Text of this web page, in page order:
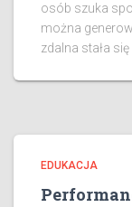
osób szuka
można
zdalna stała się
EDUKACJA